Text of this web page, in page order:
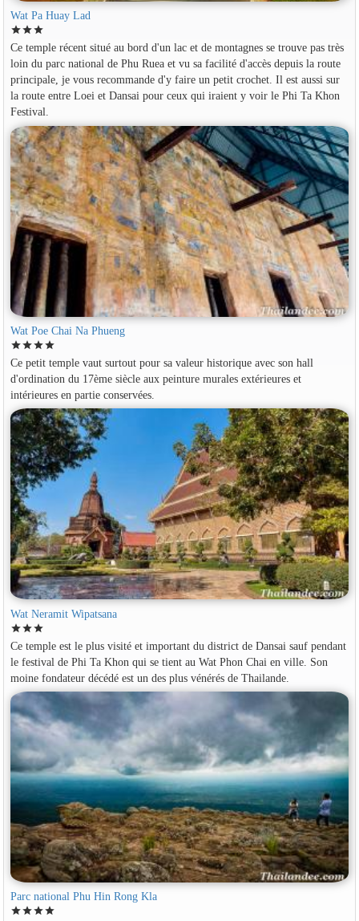
Wat Pa Huay Lad
starstarstar
Ce temple récent situé au bord d'un lac et de montagnes se trouve pas très
loin du parc national de Phu Ruea et vu sa facilité d'accès depuis la route
principale, je vous recommande d'y faire un petit crochet. Il est aussi sur
la route entre Loei et Dansai pour ceux qui iraient y voir le Phi Ta Khon
Festival.
Wat Poe Chai Na Phueng
starstarstarstar
Ce petit temple vaut surtout pour sa valeur historique avec son hall
d'ordination du 17ème siècle aux peinture murales extérieures et
intérieures en partie conservées.
Wat Neramit Wipatsana
starstarstar
Ce temple est le plus visité et important du district de Dansai sauf pendant
le festival de Phi Ta Khon qui se tient au Wat Phon Chai en ville. Son
moine fondateur décédé est un des plus vénérés de Thailande.
Parc national Phu Hin Rong Kla
starstarstarstar